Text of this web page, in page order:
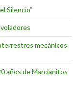
Silencio”
mecánicos
años de Marcianitos